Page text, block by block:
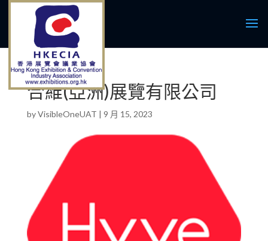
合維(亞洲)展覽有限公司
byVisibleOneUAT | 9 月 15, 2023